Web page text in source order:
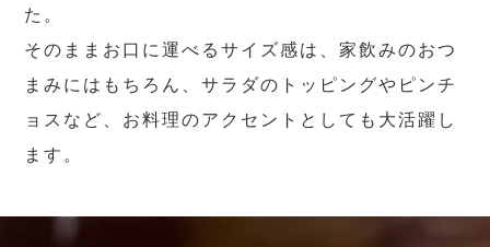
た。
そのままお口に運べるサイズ感は、家飲みのおつ
まみにはもちろん、サラダのトッピングやピンチ
ョスなど、お料理のアクセントとしても大活躍し
ます。